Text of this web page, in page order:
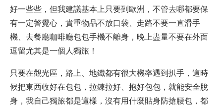
好一些些，但我建議基本上只要到歐洲，不管去哪都要保
有一定警覺心，貴重物品不放口袋、走路不要一直滑手
機、去餐廳咖啡廳包包手機不離身，晚上盡量不要在外面
逗留尤其是一個人獨旅！
只要在觀光區，路上、地鐵都有很大機率遇到扒手，這時
候把東西收好在包包，拉鍊拉好、抱好包包，就能安全脫
身，我自己獨旅都是這樣，沒有用什麼貼身防搶腰包，都